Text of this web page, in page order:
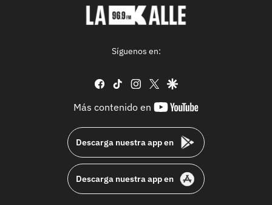
Síguenos en:
facebook
tiktok instagram
twittergoogle
Más contenido en
youtube-
Descarga nuestra app en
Descarga nuestra app en